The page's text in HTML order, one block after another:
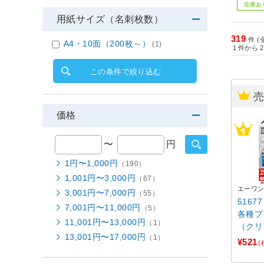
在庫あ
319 件 (
1 件から
エーワン
各種
（ク
面/10
¥521 (
用紙サイズ（名刺枚数）
A4・10面（200枚～） (1)
この条件で絞り込む
価格
〜 円
1円〜1,000円 （190）
1,001円〜3,000円 （67）
3,001円〜7,000円 （55）
7,001円〜11,000円 （5）
11,001円〜13,000円 （1）
13,001円〜17,000円 （1）